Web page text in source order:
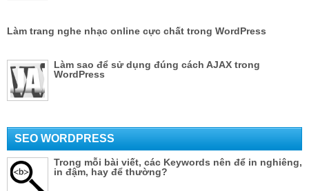
Làm trang nghe nhạc online cực chất trong WordPress
Làm sao để sử dụng đúng cách AJAX trong
WordPress
SEO WORDPRESS
Trong mỗi bài viết, các Keywords nên để in nghiêng,
in đậm, hay để thường?